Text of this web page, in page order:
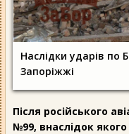
Наслідки ударів по
Запоріжжі
Після російського
№99, внаслідок